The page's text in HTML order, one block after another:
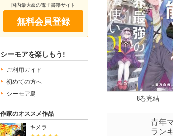
国内最大級の電子書籍サイト
無料会員登録
シーモアを楽しもう!
ご利用ガイド
初めての方へ
シーモア島
作家のオススメ作品
キメラ
8巻完結
青年
ラン